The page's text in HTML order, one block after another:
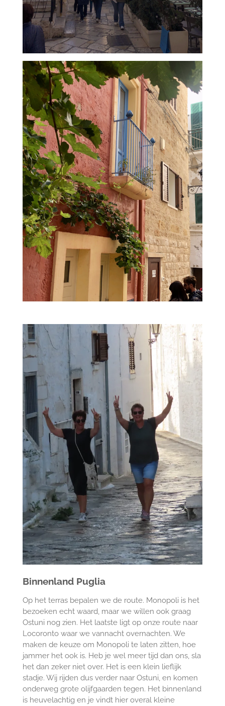
Binnenland Puglia
Op het terras bepalen we de route. Monopoli is het
bezoeken echt waard, maar we willen ook graag
Ostuni nog zien. Het laatste ligt op onze route naar
Locoronto waar we vannacht overnachten. We
maken de keuze om Monopoli te laten zitten, hoe
jammer het ook is. Heb je wel meer tijd dan ons, sla
het dan zeker niet over. Het is een klein lieflijk
stadje. Wij rijden dus verder naar Ostuni, en komen
onderweg grote olijfgaarden tegen. Het binnenland
is heuvelachtig en je vindt hier overal kleine